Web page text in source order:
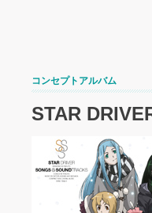
コンセプトアルバム
STAR